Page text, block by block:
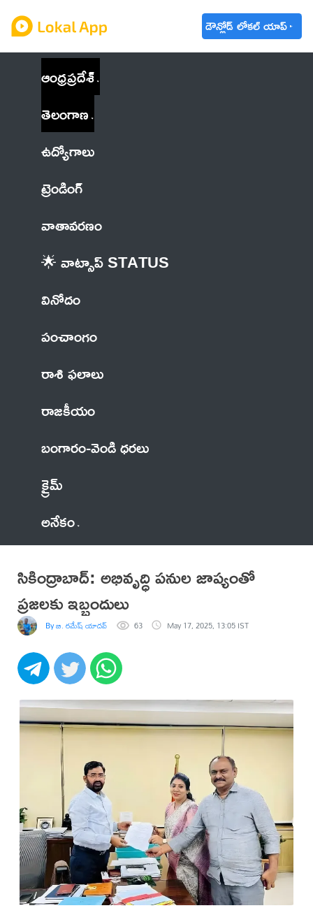
డౌన్లోడ్ లోకల్ యాప్
ఆంధ్రప్రదేశ్
తెలంగాణ
ఉద్యోగాలు
ట్రెండింగ్
వాతావరణం
🌟 వాట్సాప్ STATUS
వినోదం
పంచాంగం
రాశి ఫలాలు
రాజకీయం
బంగారం-వెండి ధరలు
క్రైమ్
అనేకం
సికింద్రాబాద్: అభివృద్ధి పనుల జాప్యంతో
ప్రజలకు ఇబ్బందులు
By బి. రమేష్ యాదవ్ 63 May 17, 2025, 13:05 IST